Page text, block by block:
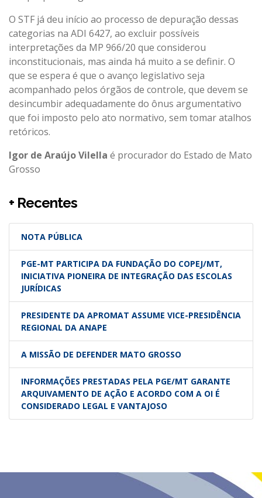
O STF já deu início ao processo de depuração dessas
categorias na ADI 6427, ao excluir possíveis
interpretações da MP 966/20 que considerou
inconstitucionais, mas ainda há muito a se definir. O
que se espera é que o avanço legislativo seja
acompanhado pelos órgãos de controle, que devem se
desincumbir adequadamente do ônus argumentativo
que foi imposto pelo ato normativo, sem tomar atalhos
retóricos.
Igor de Araújo Vilella é procurador do Estado de Mato
Grosso
+ Recentes
NOTA PÚBLICA
PGE-MT PARTICIPA DA FUNDAÇÃO DO COPEJ/MT,
INICIATIVA PIONEIRA DE INTEGRAÇÃO DAS ESCOLAS
JURÍDICAS
PRESIDENTE DA APROMAT ASSUME VICE-PRESIDÊNCIA
REGIONAL DA ANAPE
A MISSÃO DE DEFENDER MATO GROSSO
INFORMAÇÕES PRESTADAS PELA PGE/MT GARANTE
ARQUIVAMENTO DE AÇÃO E ACORDO COM A OI É
CONSIDERADO LEGAL E VANTAJOSO